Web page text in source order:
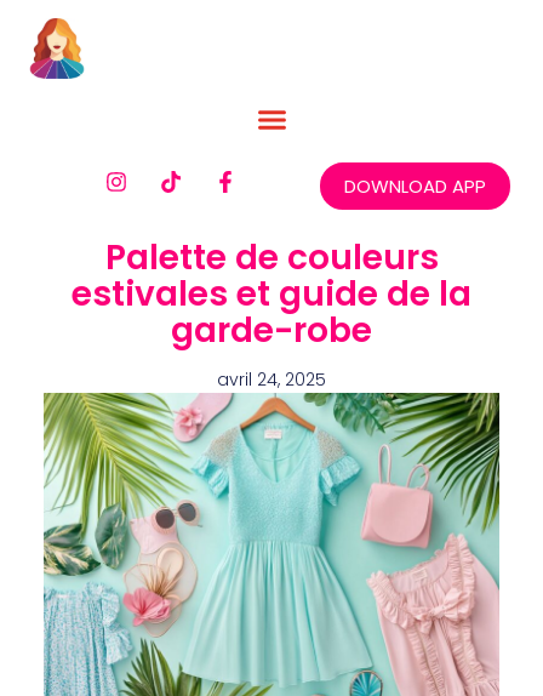
DOWNLOAD APP
Palette de couleurs
estivales et guide de la
garde-robe
avril 24, 2025